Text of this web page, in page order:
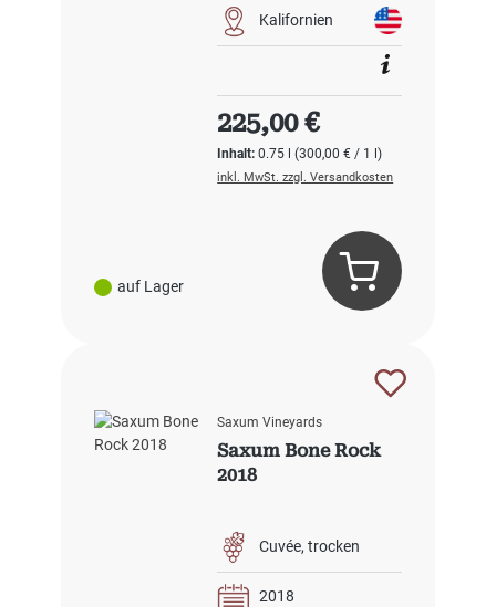
auf Lager
Kalifornien
Inhalt:0.75 l(300,00 € / 1 l)
Regulärer Preis:
225,00 €
inkl. MwSt. zzgl. Versandkosten
Saxum Vineyards
Saxum Bone Rock
2018
Cuvée trocken
2018